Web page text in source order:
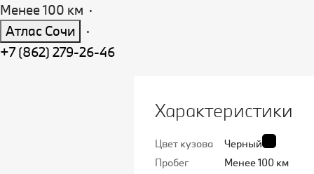
Менее 100 км ·
Атлас Сочи
·
+7 (862) 279-26-46
Характеристики
Цвет кузова
Черный
Пробег
Менее 100 км